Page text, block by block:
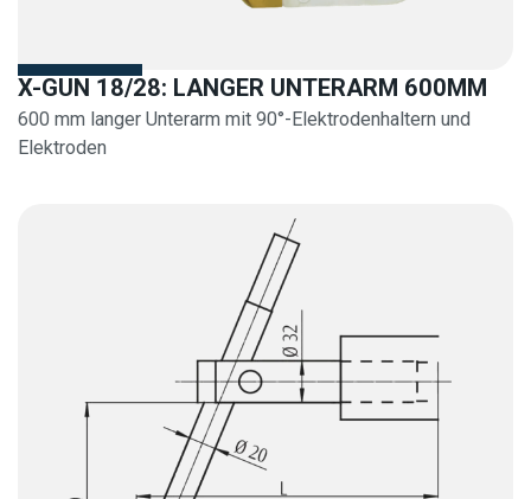
X-GUN 18/28: LANGER UNTERARM 600MM
600 mm langer Unterarm mit 90°-Elektrodenhaltern und
Elektroden